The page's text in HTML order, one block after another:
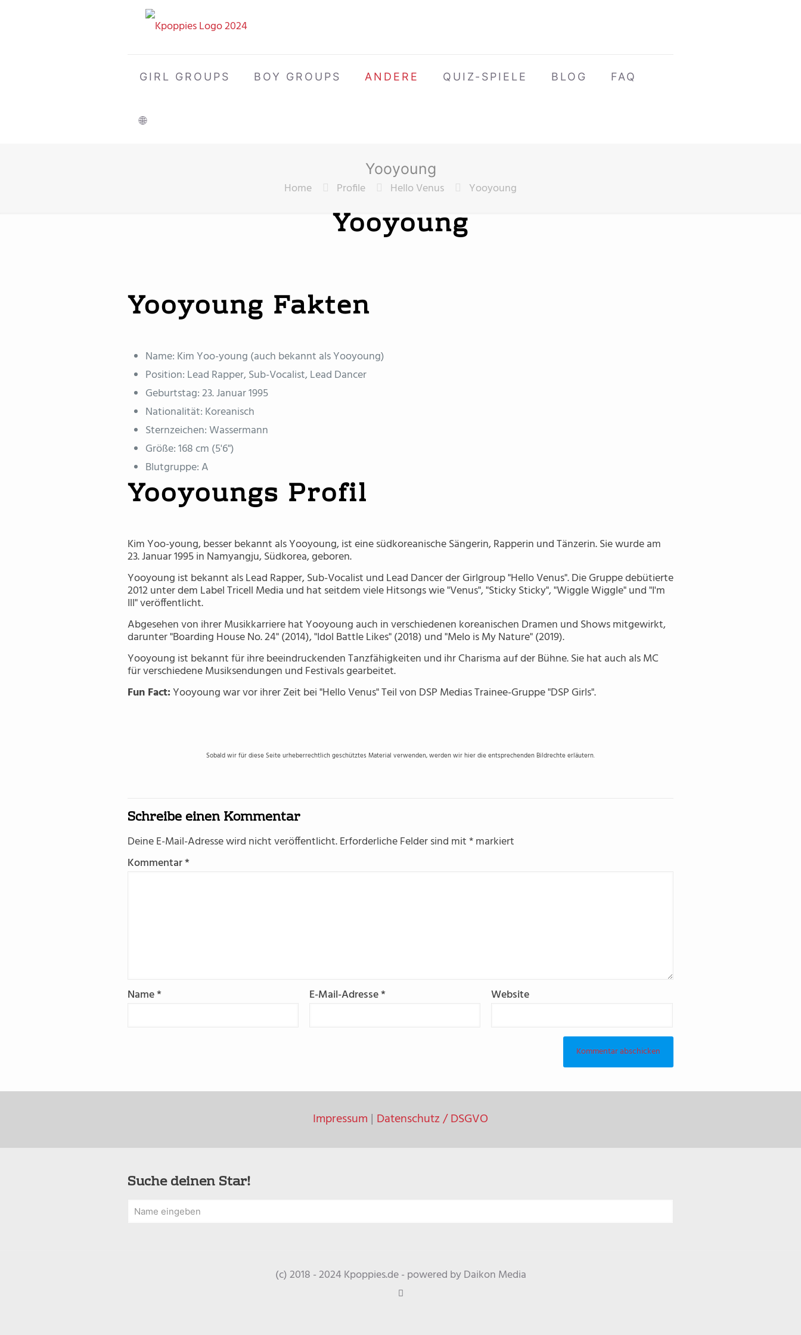
GIRL GROUPS BOY GROUPS ANDERE QUIZ-SPIELE BLOG FAQ
🌐
Yooyoung
Home Profile Hello Venus Yooyoung
Yooyoung
Yooyoung Fakten
Name: Kim Yoo-young (auch bekannt als Yooyoung)
Position: Lead Rapper, Sub-Vocalist, Lead Dancer
Geburtstag: 23. Januar 1995
Nationalität: Koreanisch
Sternzeichen: Wassermann
Größe: 168 cm (5'6")
Blutgruppe: A
Yooyoungs Profil
Kim Yoo-young, besser bekannt als Yooyoung, ist eine südkoreanische Sängerin, Rapperin und Tänzerin. Sie wurde am
23. Januar 1995 in Namyangju, Südkorea, geboren.
Yooyoung ist bekannt als Lead Rapper, Sub-Vocalist und Lead Dancer der Girlgroup "Hello Venus". Die Gruppe debütierte
2012 unter dem Label Tricell Media und hat seitdem viele Hitsongs wie "Venus", "Sticky Sticky", "Wiggle Wiggle" und "I'm
Ill" veröffentlicht.
Abgesehen von ihrer Musikkarriere hat Yooyoung auch in verschiedenen koreanischen Dramen und Shows mitgewirkt,
darunter "Boarding House No. 24" (2014), "Idol Battle Likes" (2018) und "Melo is My Nature" (2019).
Yooyoung ist bekannt für ihre beeindruckenden Tanzfähigkeiten und ihr Charisma auf der Bühne. Sie hat auch als MC
für verschiedene Musiksendungen und Festivals gearbeitet.
Fun Fact:Yooyoung war vor ihrer Zeit bei "Hello Venus" Teil von DSP Medias Trainee-Gruppe "DSP Girls".
Sobald wir für diese Seite urheberrechtlich geschütztes Material verwenden, werden wir hier die entsprechenden Bildrechte erläutern.
Schreibe einen Kommentar
Deine E-Mail-Adresse wird nicht veröffentlicht.Erforderliche Felder sind mit*markiert
Kommentar*
Name* E-Mail-Adresse* Website
Impressum | Datenschutz / DSGVO
Suche deinen Star!
(c) 2018 - 2024 Kpoppies.de - powered by Daikon Media